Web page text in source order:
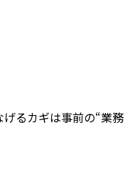
げるカギは事前の“業務